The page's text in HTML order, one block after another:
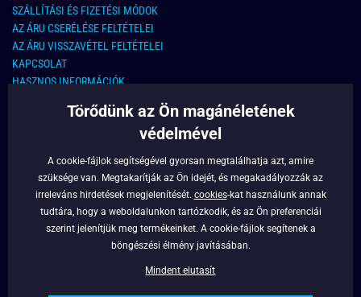
SZÁLLÍTÁSI ÉS FIZETÉSI MÓDOK
AZ ÁRU CSERÉLÉSE FELTÉTELEI
AZ ÁRU VISSZAVÉTEL FELTÉTELEI
KAPCSOLAT
HASZNOS INFORMÁCIÓK
KAPCSOLAT
info@legyferfi.hu
FONTOS INFORMÁCIÓK
RÓLUNK
Törődünk az Ön magánéletének
védelmével
A cookie-fájlok segítségével gyorsan megtalálhatja azt, amire
szüksége van. Megtakarítják az Ön idejét, és megakadályozzák az
irreleváns hirdetések megjelenítését. cookies-kat használunk annak
tudtára, hogy a weboldalunkon tartózkodik, és az Ön preferenciái
szerint jelenítjük meg termékeinket. A cookie-fájlok segítenek a
böngészési élmény javításában.
Mindent elutasít